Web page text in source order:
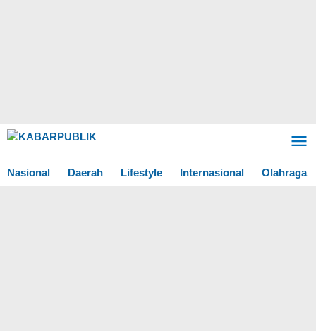
Lewati
Nasional
Daerah Lifestyle Internasional Olahraga